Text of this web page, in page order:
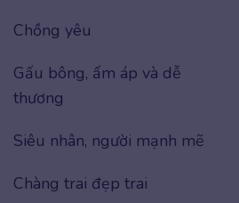
Chồng yêu
Gấu bông, ấm áp và dễ
thương
Siêu nhân, người mạnh mẽ
Chàng trai đẹp trai